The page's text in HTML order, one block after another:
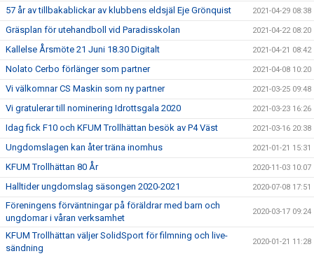
57 år av tillbakablickar av klubbens eldsjäl Eje Grönquist 2021-04-29 08:38
Gräsplan för utehandboll vid Paradisskolan 2021-04-22 08:20
Kallelse Årsmöte 21 Juni 18.30 Digitalt 2021-04-21 08:42
Nolato Cerbo förlänger som partner 2021-04-08 10:20
Vi välkomnar CS Maskin som ny partner 2021-03-25 09:48
Vi gratulerar till nominering Idrottsgala 2020 2021-03-23 16:26
Idag fick F10 och KFUM Trollhättan besök av P4 Väst 2021-03-16 20:38
Ungdomslagen kan åter träna inomhus 2021-01-21 15:31
KFUM Trollhättan 80 År 2020-11-03 10:07
Halltider ungdomslag säsongen 2020-2021 2020-07-08 17:51
Föreningens förväntningar på föräldrar med barn och
ungdomar i våran verksamhet
2020-03-17 09:24
KFUM Trollhättan väljer SolidSport för filmning och live-
sändning
2020-01-21 11:28